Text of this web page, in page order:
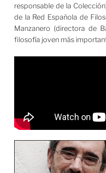
responsable de la
de la Red Española de
Manzanero (directora de
filosofía joven más